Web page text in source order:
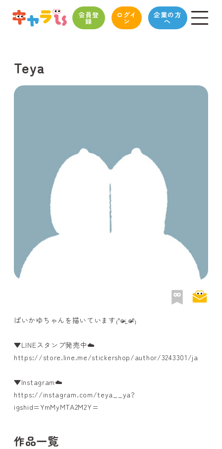
会員登
録
ログイ
ン
企業の方
へ
Teya
ぱいかゆちゃんを描いています₍ᐢɞ̴̶̷‿ɞ̴̶̷ᐢ₎
▼LINEスタンプ発売中☁️
https://store.line.me/stickershop/author/3243301/ja
▼Instagram☁️
https://instagram.com/teya__ya?
igshid=YmMyMTA2M2Y=
作品一覧